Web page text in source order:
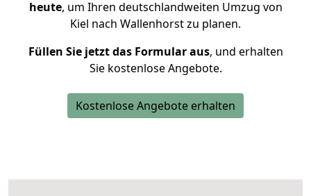
heute, um Ihren deutschlandweiten Umzug von
Kiel nach Wallenhorst zu planen.
Füllen Sie jetzt das Formular aus, und erhalten
Sie kostenlose Angebote.
Kostenlose Angebote erhalten